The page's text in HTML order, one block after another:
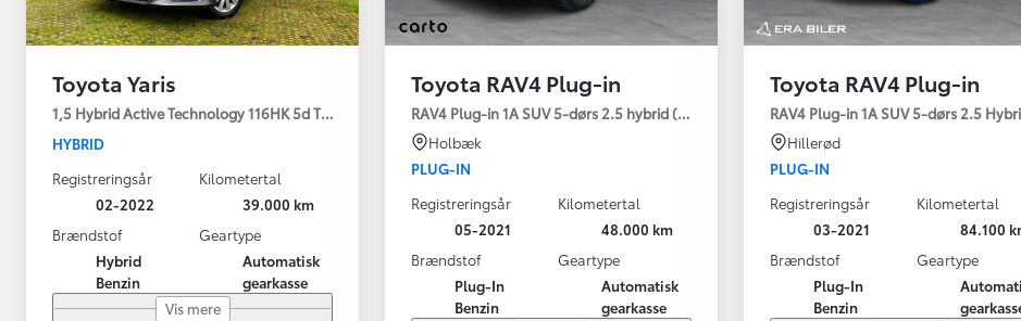
HYBRID
Den nye Yaris Cross
Kommer snart
Toyota Yaris
1,5 Hybrid Active Technology 116HK 5d Trinl. Gear
HYBRID
Registreringsår
02-2022
Kilometertal
39.000 km
Brændstof
Hybrid
Benzin
Geartype
Automatisk
gearkasse
Vis mere
Toyota RAV4 Plug-in
RAV4 Plug-in 1A SUV 5-dørs 2.5 hybrid (306 hk) aut. gear AWD-i H3 - Comfort
Holbæk
PLUG-IN
Registreringsår
05-2021
Kilometertal
48.000 km
Brændstof
Plug-In
Benzin
Geartype
Automatisk
gearkasse
Toyota RAV4 Plug-in
RAV4 Plug-in 1A SUV 5-dørs 2.5
Hillerød
PLUG-IN
Registreringsår
03-2021
Kilometertal
84.100
Brændstof
Plug-In
Benzin
Geartype